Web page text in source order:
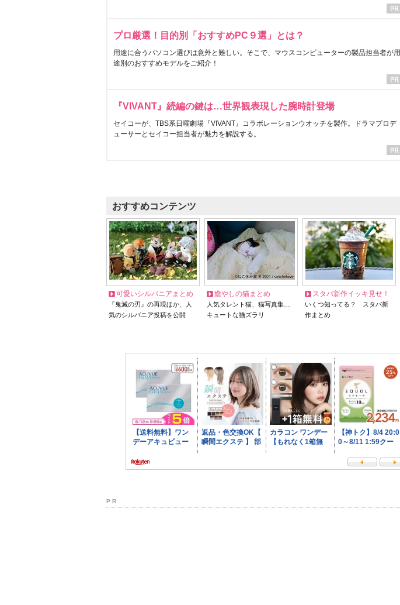
プロ厳選！目的別「おすすめPC９選」とは？
用途に合うパソコン選びは意外と難しい。そこで、マウスコンピューターの製品担当者が用
途別のおすすめモデルをご紹介！
『VIVANT』続編の鍵は…世界観表現した腕時計登場
セイコーが、TBS系日曜劇場『VIVANT』コラボレーションウオッチを製作。ドラマプロデ
ューサーとセイコー担当者が魅力を解説する。
おすすめコンテンツ
可愛いシルバニアまとめ
『鬼滅の刃』の再現ほか、人
気のシルバニア投稿を公開
癒やしの猫まとめ
人気タレント猫、猫写真集…
キュートな猫ズラリ
スタバ新作イッキ見せ！
いくつ知ってる？ スタバ新
作まとめ
P R